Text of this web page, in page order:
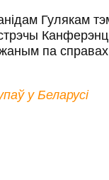
Гулякам
па справах
у Беларусі